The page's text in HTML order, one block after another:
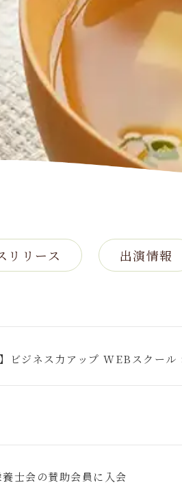
リリース 出演情報
ビジネス力アップ WEBスクール
士会の賛助会員に入会